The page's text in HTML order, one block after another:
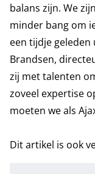
balans zijn. We
minder bang om
een tijdje
Brandsen,
zij met talenten
zoveel expertise
moeten we als
Dit artikel is ook